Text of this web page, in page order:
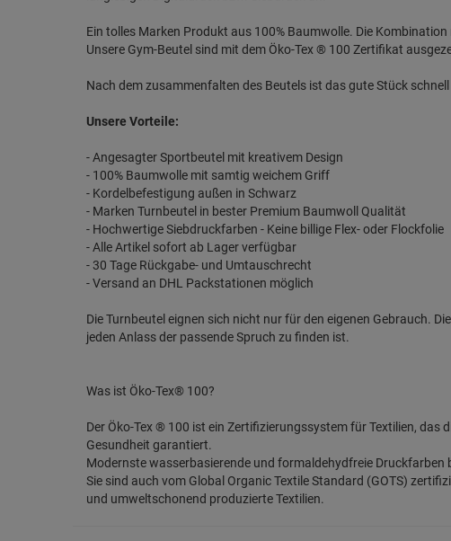
Ein tolles Marken Produkt aus 100% Baumwolle. Die
Unsere Gym-Beutel sind mit dem Öko-Tex ® 100 Zertifikat
Nach dem zusammenfalten des Beutels ist das gute Stück
Unsere Vorteile:
- Angesagter Sportbeutel mit kreativem Design
- 100% Baumwolle mit samtig weichem Griff
- Kordelbefestigung außen in Schwarz
- Marken Turnbeutel in bester Premium Baumwoll Qualität
- Hochwertige Siebdruckfarben - Keine billige Flex- oder Flockfolie
- Alle Artikel sofort ab Lager verfügbar
- 30 Tage Rückgabe- und Umtauschrecht
- Versand an DHL Packstationen möglich
Die Turnbeutel eignen sich nicht nur für den eigenen Gebrauch.
jeden Anlass der passende Spruch zu finden ist.
Was ist Öko-Tex® 100?
Der Öko-Tex ® 100 ist ein Zertifizierungssystem für Textilien, das
Gesundheit garantiert.
Modernste wasserbasierende und formaldehydfreie
Sie sind auch vom Global Organic Textile Standard (GOTS)
und umweltschonend produzierte Textilien.